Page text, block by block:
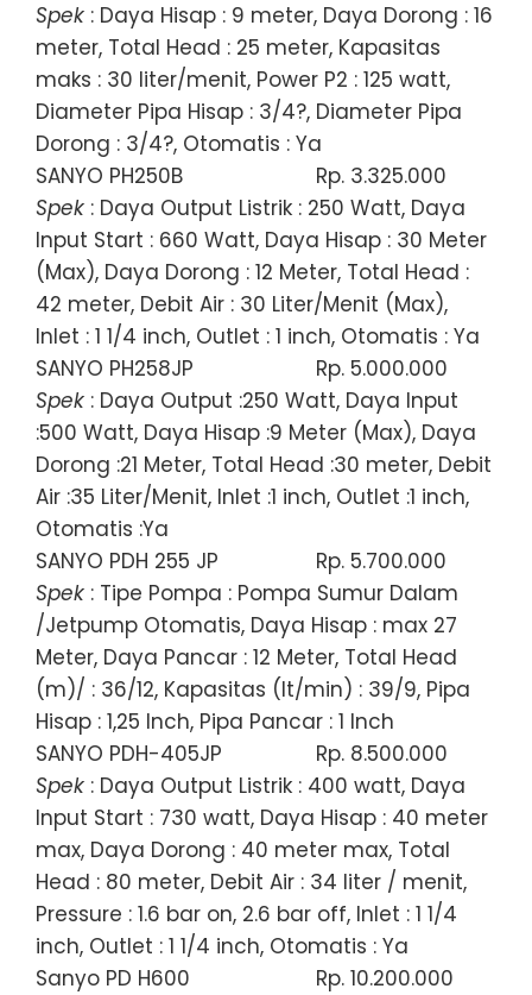
Spek : Daya Hisap : 9 meter, Daya Dorong : 16
meter, Total Head : 25 meter, Kapasitas
maks : 30 liter/menit, Power P2 : 125 watt,
Diameter Pipa Hisap : 3/4?, Diameter Pipa
Dorong : 3/4?, Otomatis : Ya
SANYO PH250B
Rp. 3.325.000
Spek : Daya Output Listrik : 250 Watt, Daya
Input Start : 660 Watt, Daya Hisap : 30 Meter
(Max), Daya Dorong : 12 Meter, Total Head :
42 meter, Debit Air : 30 Liter/Menit (Max),
Inlet : 1 1/4 inch, Outlet : 1 inch, Otomatis : Ya
SANYO PH258JP
Rp. 5.000.000
Spek : Daya Output :250 Watt, Daya Input
:500 Watt, Daya Hisap :9 Meter (Max), Daya
Dorong :21 Meter, Total Head :30 meter, Debit
Air :35 Liter/Menit, Inlet :1 inch, Outlet :1 inch,
Otomatis :Ya
SANYO PDH 255 JP
Rp. 5.700.000
Spek : Tipe Pompa : Pompa Sumur Dalam
/Jetpump Otomatis, Daya Hisap : max 27
Meter, Daya Pancar : 12 Meter, Total Head
(m)/ : 36/12, Kapasitas (lt/min) : 39/9, Pipa
Hisap : 1,25 Inch, Pipa Pancar : 1 Inch
SANYO PDH-405JP
Rp. 8.500.000
Spek : Daya Output Listrik : 400 watt, Daya
Input Start : 730 watt, Daya Hisap : 40 meter
max, Daya Dorong : 40 meter max, Total
Head : 80 meter, Debit Air : 34 liter / menit,
Pressure : 1.6 bar on, 2.6 bar off, Inlet : 1 1/4
inch, Outlet : 1 1/4 inch, Otomatis : Ya
Sanyo PD H600
Rp. 10.200.000